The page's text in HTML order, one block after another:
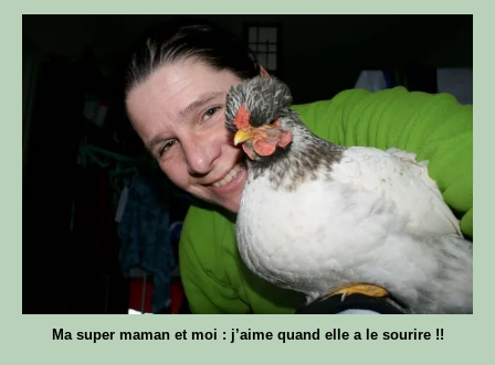
Ma super maman et moi : j’aime quand elle a le sourire !!